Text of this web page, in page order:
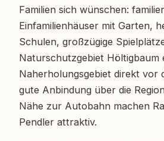
Familien sich wünschen:
Einfamilienhäuser mit Garten,
Schulen, großzügige
Naturschutzgebiet Höltigbaum
Naherholungsgebiet direkt vor
gute Anbindung über die
Nähe zur Autobahn machen
Pendler attraktiv.